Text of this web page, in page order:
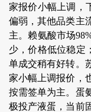
家报价小幅上调，
偏弱，其他品类主
主。赖氨酸市场
少，价格低位稳定
单成交稍有好转。
家小幅上调报价，
按需签单为主。蛋
极投产液蛋，当前